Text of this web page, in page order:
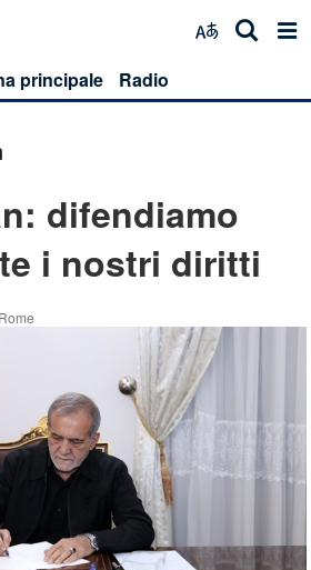
principale Radio
difendiamo
i nostri diritti